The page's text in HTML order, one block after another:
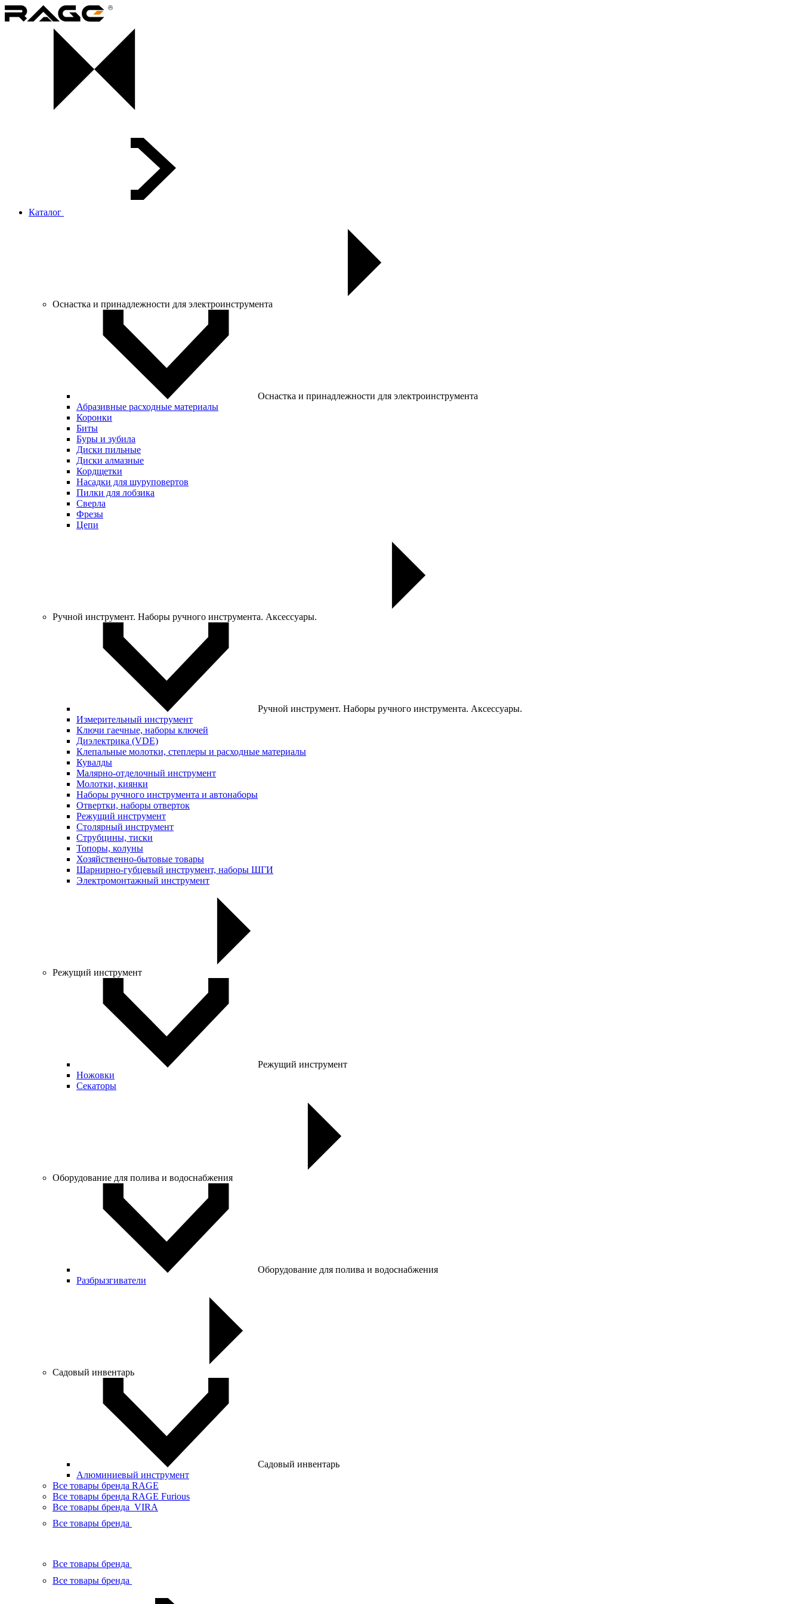
Каталог
Оснастка и принадлежности для электроинструмента
Оснастка и принадлежности для электроинструмента
Абразивные расходные материалы
Коронки
Биты
Буры и зубила
Диски пильные
Диски алмазные
Кордщетки
Насадки для шуруповертов
Пилки для лобзика
Сверла
Фрезы
Цепи
Ручной инструмент. Наборы ручного инструмента. Аксессуары.
Ручной инструмент. Наборы ручного инструмента. Аксессуары.
Измерительный инструмент
Ключи гаечные, наборы ключей
Диэлектрика (VDE)
Клепальные молотки, степлеры и расходные материалы
Кувалды
Малярно-отделочный инструмент
Молотки, киянки
Наборы ручного инструмента и автонаборы
Отвертки, наборы отверток
Режущий инструмент
Столярный инструмент
Струбцины, тиски
Топоры, колуны
Хозяйственно-бытовые товары
Шарнирно-губцевый инструмент, наборы ШГИ
Электромонтажный инструмент
Режущий инструмент
Режущий инструмент
Ножовки
Секаторы
Оборудование для полива и водоснабжения
Оборудование для полива и водоснабжения
Разбрызгиватели
Садовый инвентарь
Садовый инвентарь
Алюминиевый инструмент
Все товары бренда RAGE
Все товары бренда RAGE Furious
Все товары бренда VIRA
Все товары бренда
Все товары бренда
Все товары бренда